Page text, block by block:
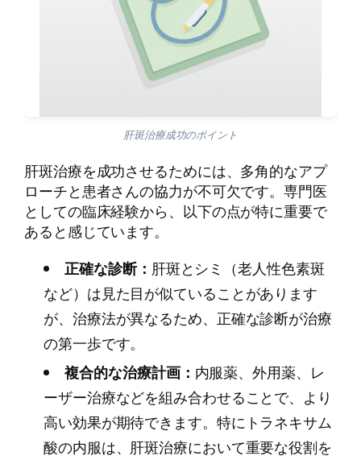
肝斑治療成功のポイント
肝斑治療を成功させるためには、多角的なアプ
ローチと患者さんの協力が不可欠です。専門医
としての臨床経験から、以下の点が特に重要で
あると感じています。
正確な診断： 肝斑とシミ（老人性色素斑
など）は見た目が似ていることがあります
が、治療法が異なるため、正確な診断が治療
の第一歩です。
複合的な治療計画： 内服薬、外用薬、レ
ーザー治療などを組み合わせることで、より
高い効果が期待できます。特にトラネキサム
酸の内服は、肝斑治療において重要な役割を